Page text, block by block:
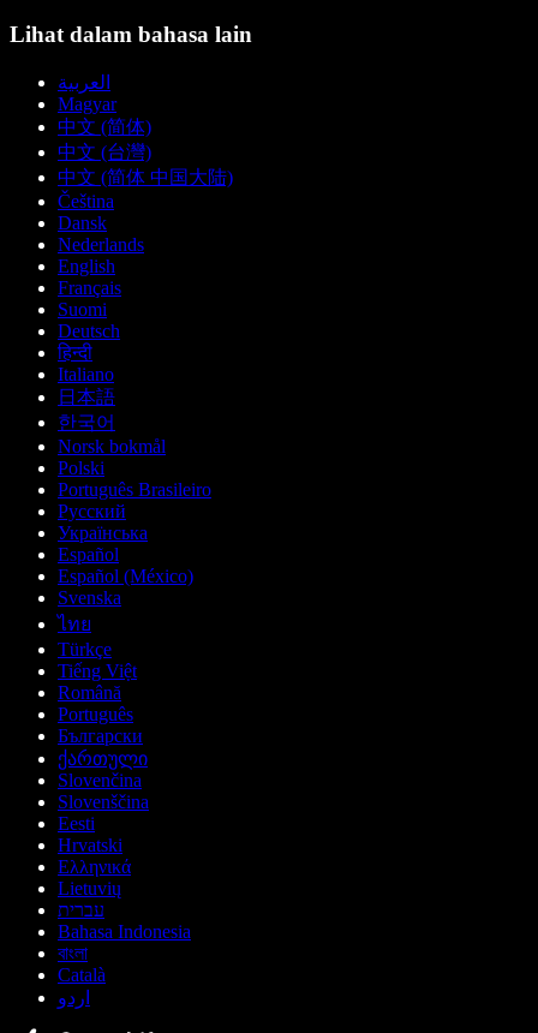
Lihat dalam bahasa lain
العربية
Magyar
中文 (简体)
中文 (台灣)
中文 (简体 中国大陆)
Čeština
Dansk
Nederlands
English
Français
Suomi
Deutsch
हिन्दी
Italiano
日本語
한국어
Norsk bokmål
Polski
Português Brasileiro
Русский
Українська
Español
Español (México)
Svenska
ไทย
Türkçe
Tiếng Việt
Română
Português
Български
ქართული
Slovenčina
Slovenščina
Eesti
Hrvatski
Ελληνικά
Lietuvių
עברית
Bahasa Indonesia
বাংলা
Català
اردو